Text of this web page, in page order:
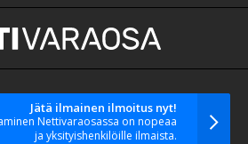
Jätä ilmainen ilmoitus nyt!
Nettivaraosassa on nopeaa
ja yksityishenkilöille ilmaista.